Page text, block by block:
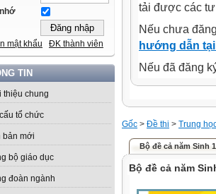
mật khẩu ĐK thành viên
TIN
thiệu chung
tổ chức
bản mới
bộ giáo dục
đoàn ngành
tải được các
Nếu chưa
hướng dẫn
Nếu đã đăng
Gốc > Đề thi > Trung
Bộ đề cả năm Sinh
Bộ đề cả năm